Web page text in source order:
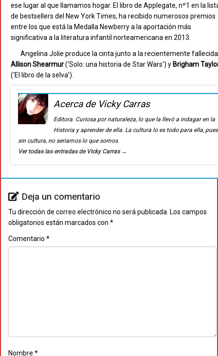
ese lugar al que llamamos hogar. El libro de Applegate, nº1 en la
de bestsellers del New York Times, ha recibido numerosos premios
entre los que está la Medalla Newberry a la aportación más
significativa a la literatura infantil norteamericana en 2013.
Angelina Jolie produce la cinta junto a la recientemente fallecida
AllisonShearmur(‘Solo: una historia de Star Wars’) y Brigham
(‘El libro de la selva’).
Acerca de Vicky Carras
Editora. Curiosa por naturaleza, lo que la llevó a indagar en la
Historia y aprender de ella. La cultura lo es todo para ella, pues
sin cultura, no seríamos lo que somos.
Ver todas las entradas de Vicky Carras →
Deja un comentario
Tu dirección de correo electrónico no será publicada. Los campos
obligatorios están marcados con *
Comentario *
Nombre *